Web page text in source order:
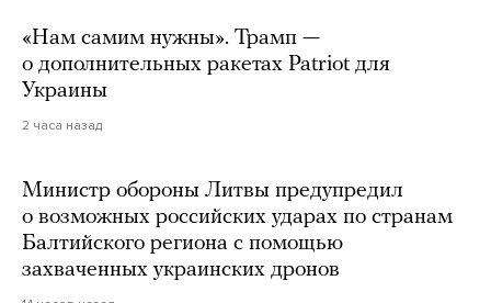
«Нам самим нужны». Трамп —
о дополнительных ракетах Patriot для
Украины
2 часа назад
Министр обороны Литвы предупредил
о возможных российских ударах по странам
Балтийского региона с помощью
захваченных украинских дронов